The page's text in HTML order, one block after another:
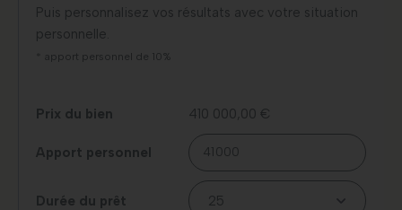
Puis personnalisez vos résultats avec votre situation
personnelle.
* apport personnel de 10%
Prix du bien 410 000,00 €
Apport personnel
Durée du prêt